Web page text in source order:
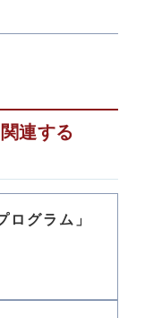
連する
ログラム」